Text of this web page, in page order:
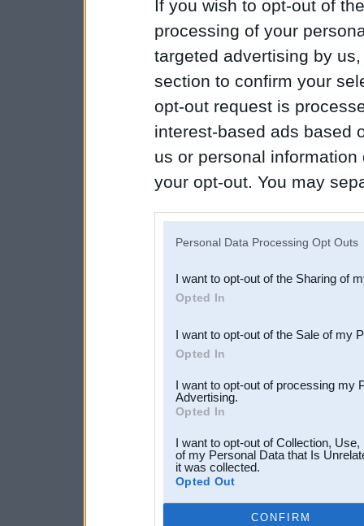
If you wish to opt-out of
processing of your
targeted advertising by
section to confirm your
opt-out request is
interest-based ads based
us or personal
your opt-out. You may
Downstream Participants
third parties.
Personal Data Processing Opt Outs
I want to opt-out of the Sharing of
Opted In
I want to opt-out of the Sale of my
Opted In
I want to opt-out of processing my
Advertising.
Opted In
I want to opt-out of Collection,
of my Personal Data that Is
it was collected.
Opted Out
CONFIRM